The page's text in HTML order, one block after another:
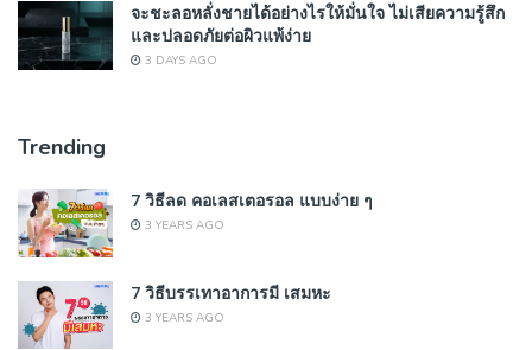
จะชะลอหลั่งชายได้อย่างไรให้มั่นใจ ไม่เสียความรู้สึก
และปลอดภัยต่อผิวแพ้ง่าย
3 DAYS AGO
Trending
7 วิธีลด คอเลสเตอรอล แบบง่าย ๆ
3 YEARS AGO
7 วิธีบรรเทาอาการมี เสมหะ
3 YEARS AGO